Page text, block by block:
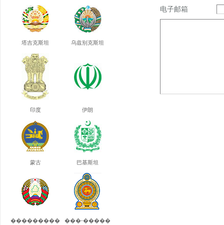
塔吉克斯坦 乌兹别克斯坦
印度 伊朗
蒙古 巴基斯坦
��������� ���-�����
电子邮箱